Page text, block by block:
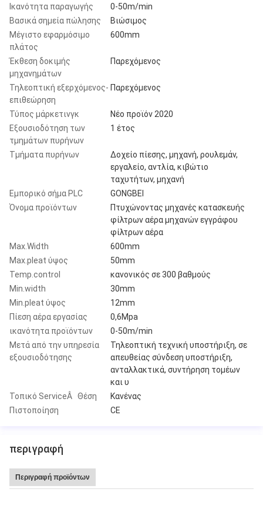
Ικανότητα παραγωγής
0-50m/min
Βασικά σημεία πώλησης
Βιώσιμος
Μέγιστο εφαρμόσιμο
πλάτος
600mm
Έκθεση δοκιμής
μηχανημάτων
Παρεχόμενος
Τηλεοπτική εξερχόμενος-
επιθεώρηση
Παρεχόμενος
Τύπος μάρκετινγκ
Νέο προϊόν 2020
Εξουσιοδότηση των
τμημάτων πυρήνων
1 έτος
Τμήματα πυρήνων
Δοχείο πίεσης, μηχανή, ρουλεμάν,
εργαλείο, αντλία, κιβώτιο
ταχυτήτων, μηχανή
Εμπορικό σήμα PLC
GONGBEI
Όνομα προϊόντων
Πτυχώνοντας μηχανές κατασκευής
φίλτρων αέρα μηχανών εγγράφου
φίλτρων αέρα
Max.Width
600mm
Max.pleat ύψος
50mm
Temp.control
κανονικός σε 300 βαθμούς
Min.width
30mm
Min.pleat ύψος
12mm
Πίεση αέρα εργασίας
0,6Mpa
ικανότητα προϊόντων
0-50m/min
Μετά από την υπηρεσία
εξουσιοδότησης
Τηλεοπτική τεχνική υποστήριξη, σε
απευθείας σύνδεση υποστήριξη,
ανταλλακτικά, συντήρηση τομέων
και υ
Τοπικό ServiceÂ Θέση
Κανένας
Πιστοποίηση
CE
περιγραφή
Περιγραφή προϊόντων